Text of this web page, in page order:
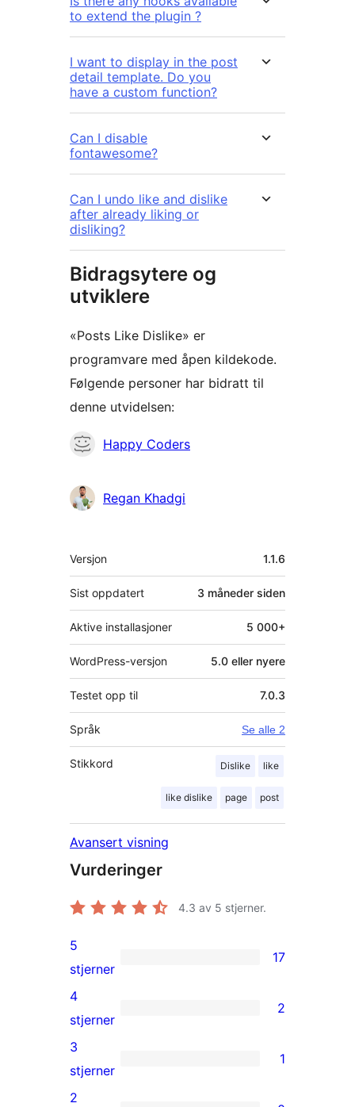
to extend the plugin ?
I want to display in the post
detail template. Do you
have a custom function?
Can I disable
fontawesome?
Can I undo like and dislike
after already liking or
disliking?
Bidragsytere og
utviklere
«Posts Like Dislike» er
programvare med åpen kildekode.
Følgende personer har bidratt til
denne utvidelsen:
Bidragsytere
Happy Coders
Regan Khadgi
Meta
Versjon 1.1.6
Sist oppdatert 3 måneder siden
Aktive installasjoner 5 000+
WordPress-versjon 5.0 eller nyere
Testet opp til 7.0.3
Språk Se alle 2
Stikkord Dislike like
like dislike page post
Avansert visning
Vurderinger
4.3 av 5 stjerner.
17
5-
star
reviews
5
stjerner
17
2
4-
star
reviews
4
stjerner
2
1
3-
3
stjerner
1
2